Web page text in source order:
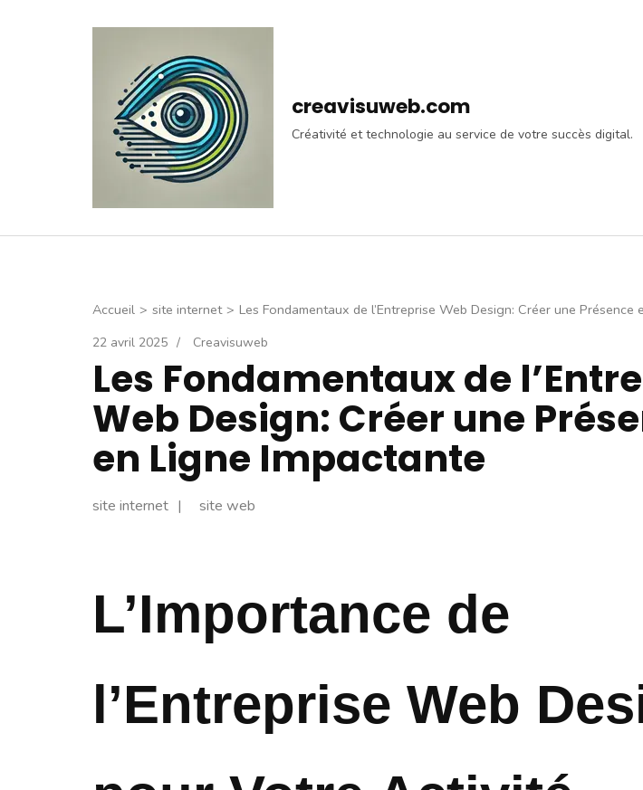
creavisuweb.com
Créativité et technologie au service de votre succès digital.
Accueil > site internet > Les Fondamentaux de l’Entreprise Web Design: Créer une Présence
22 avril 2025 / Creavisuweb
Les Fondamentaux de
Web Design: Créer une
en Ligne Impactante
site internet site web
L’Importance de
l’Entreprise Web